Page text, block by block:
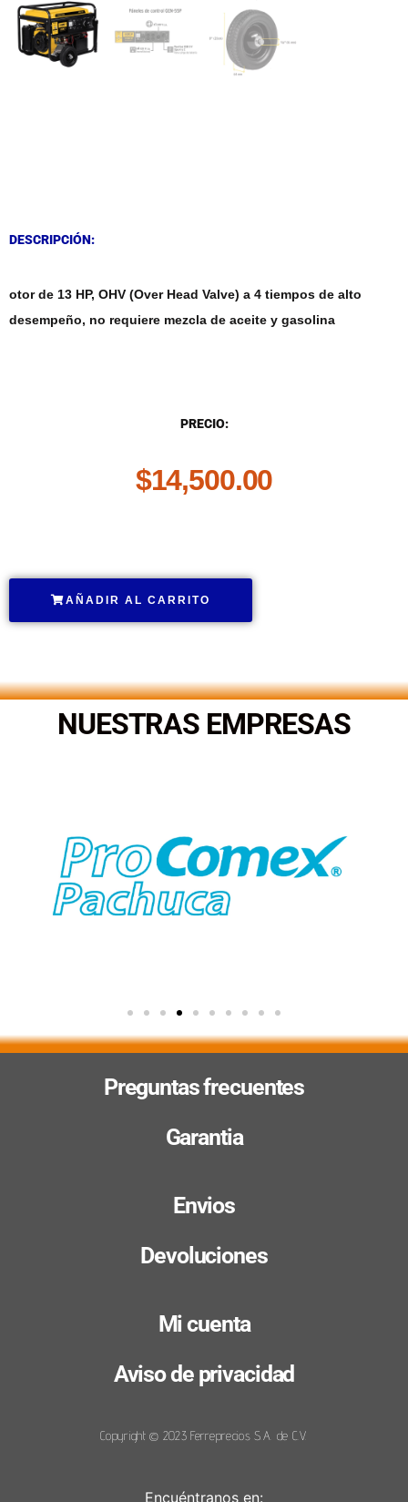
DESCRIPCIÓN:
otor de 13 HP, OHV (Over Head Valve) a 4 tiempos de alto
desempeño, no requiere mezcla de aceite y gasolina
PRECIO:
$14,500.00
AÑADIR AL CARRITO
NUESTRAS EMPRESAS
Preguntas frecuentes
Garantia
Envios
Devoluciones
Mi cuenta
Aviso de privacidad
Copyright © 2023 Ferreprecios S.A. de C.V.
Encuéntranos en: